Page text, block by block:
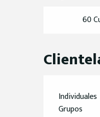
60
Individuales
Grupos